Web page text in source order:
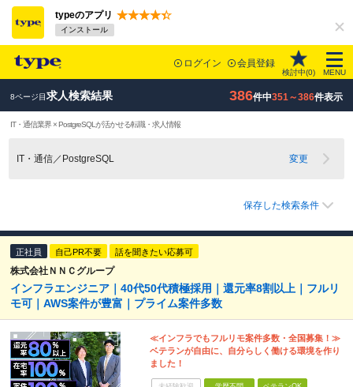
typeのアプリ
インストール
ログイン 会員登録
検討中(0) MENU
8ページ目求人検索結果 386件中351～386件表示
IT・通信業界 × PostgreSQLが活かせる転職・求人情報
IT・通信／PostgreSQL 変更
保存した検索条件
正社員 自己PR不要 話を聞きたい応募可
株式会社ＮＮＣグループ
インフラエンジニア｜40代50代積極採用｜還元率8割以上｜フルリ
モ可｜AWS案件が豊富｜プライム案件多数
≪インフラでもフルリモ案件多数・全国募集！≫
ベテランが自由に、自分らしく働ける環境を作り
ました！